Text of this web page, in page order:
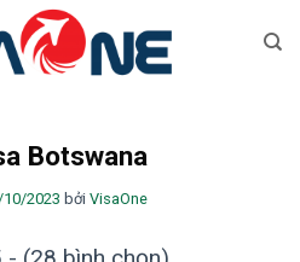
Botswana
10/2023 bởi VisaOne